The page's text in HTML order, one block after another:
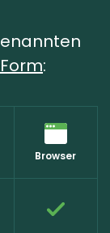
:
Browser